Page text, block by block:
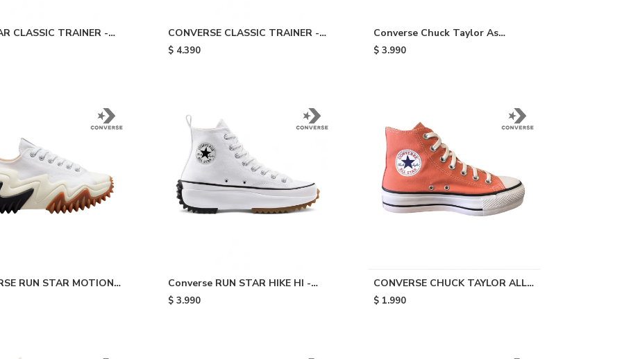
CLASSIC TRAINER -
CONVERSE CLASSIC TRAINER -
Black
$ 4.390
Converse Chuck Taylor As
Plataform HI - White
$ 3.990
RUN STAR MOTION
- White
Converse RUN STAR HIKE HI -
White
$ 3.990
CONVERSE CHUCK TAYLOR ALL
STAR LIFT - Orange
$ 1.990